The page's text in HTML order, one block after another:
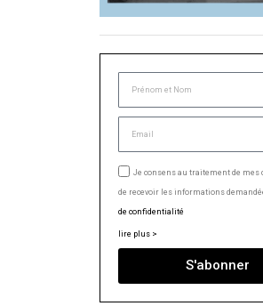
Je consens au traitement de mes
de recevoir les informations
de confidentialité
lire plus >
S'abonner